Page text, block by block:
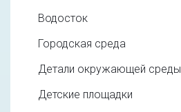
Водосток
Городская среда
Детали окружающей среды
Детские площадки